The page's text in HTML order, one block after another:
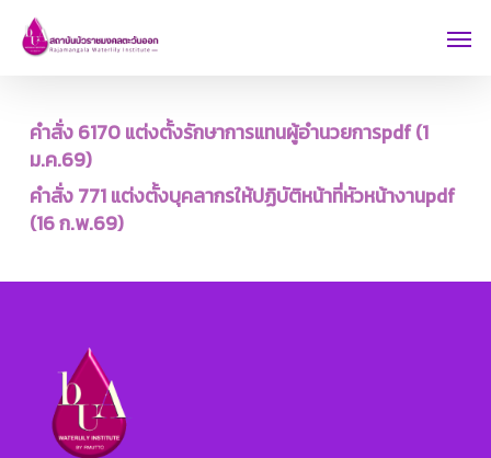
คำสั่ง 6170 แต่งตั้งรักษาการแทนผู้อำนวยการpdf (1
ม.ค.69)
คำสั่ง 771 แต่งตั้งบุคลากรให้ปฏิบัติหน้าที่หัวหน้างานpdf
(16 ก.พ.69)